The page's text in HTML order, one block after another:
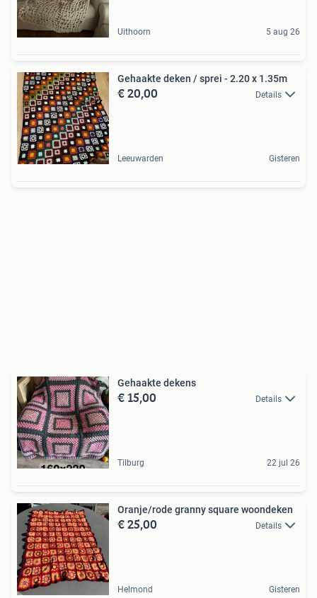
Uithoorn 5 aug 26
Gehaakte deken / sprei - 2.20 x 1.35m
€ 20,00 Details
Leeuwarden Gisteren
Gehaakte dekens
€ 15,00 Details
Tilburg 22 jul 26
Oranje/rode granny square woondeken
€ 25,00 Details
Helmond Gisteren